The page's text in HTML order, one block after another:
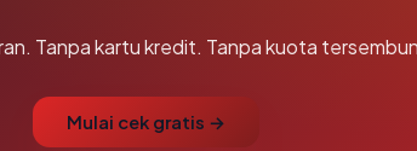
Tanpa kartu kredit. Tanpa kuota
Mulai cek gratis →